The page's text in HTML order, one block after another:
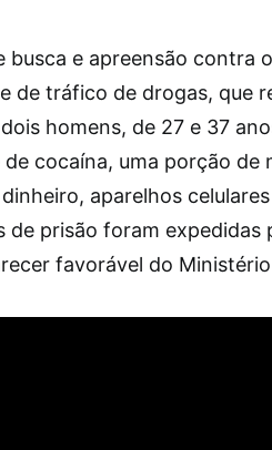
busca e apreensão contra
de tráfico de drogas, que
homens, de 27 e 37
cocaína, uma porção de
aparelhos
prisão foram expedidas
favorável do